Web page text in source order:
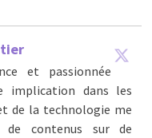
et passionnée
implication dans les
de la technologie me
de contenus sur de